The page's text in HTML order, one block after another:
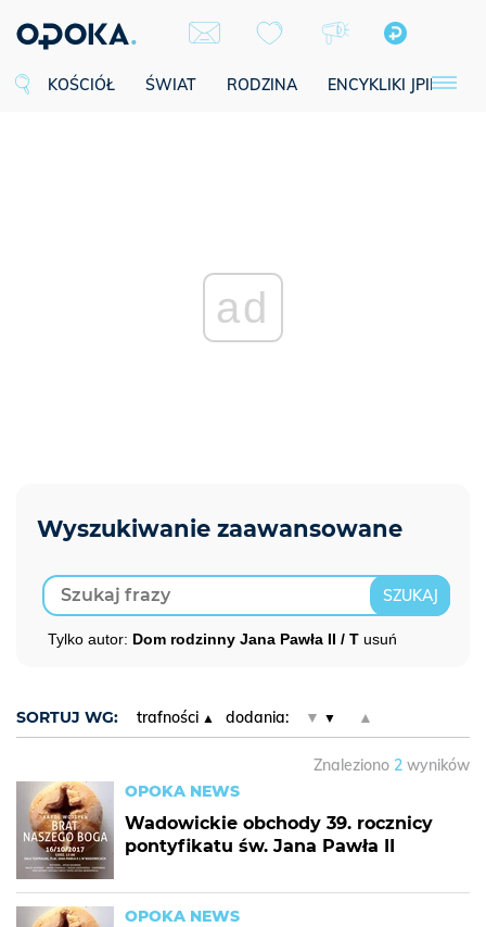
KOŚCIÓŁ ŚWIAT RODZINA ENCYKLIKI JPII
ad
Tylko autor: Dom rodzinny Jana Pawła II / T usuń
SORTUJ WG: trafności dodania: ▼ ▲
Znaleziono 2 wyników
OPOKA NEWS
Wadowickie obchody 39. rocznicy
pontyfikatu św. Jana Pawła II
OPOKA NEWS